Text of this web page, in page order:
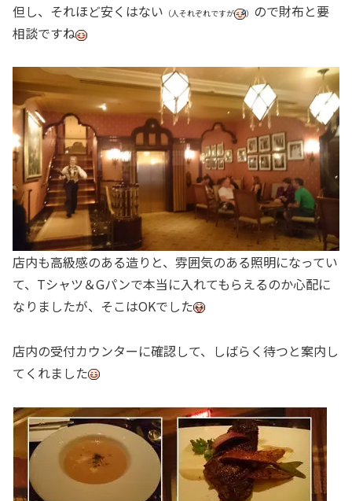
但し、それほど安くはない （人それぞれですが ） ので財布と要
相談ですね
店内も高級感のある造りと、雰囲気のある照明になってい
て、Tシャツ＆Gパンで本当に入れてもらえるのか心配に
なりましたが、そこはOKでした
店内の受付カウンターに確認して、しばらく待つと案内し
てくれました